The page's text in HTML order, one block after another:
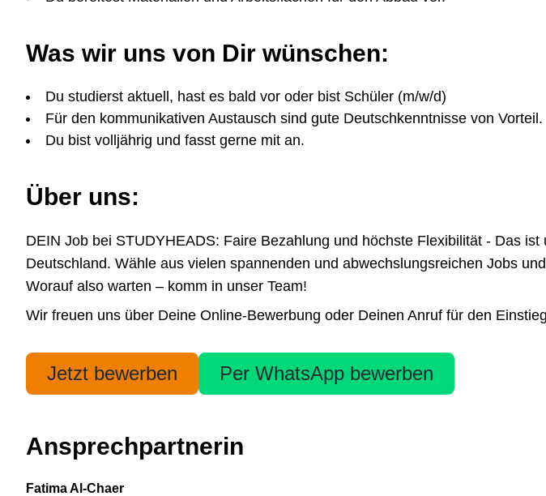
Was wir uns von Dir wünschen:
Du studierst aktuell, hast es bald vor oder bist Schüler (m/w/d)
Für den kommunikativen Austausch sind gute Deutschkenntnisse von Vorteil.
Du bist volljährig und fasst gerne mit an.
Über uns:
DEIN Job bei STUDYHEADS: Faire Bezahlung und höchste Flexibilität - Das
Deutschland. Wähle aus vielen spannenden und abwechslungsreichen Jobs
Worauf also warten – komm in unser Team!
Wir freuen uns über Deine Online-Bewerbung oder Deinen Anruf für den
Jetzt bewerben Per WhatsApp bewerben
Ansprechpartnerin
Fatima Al-Chaer